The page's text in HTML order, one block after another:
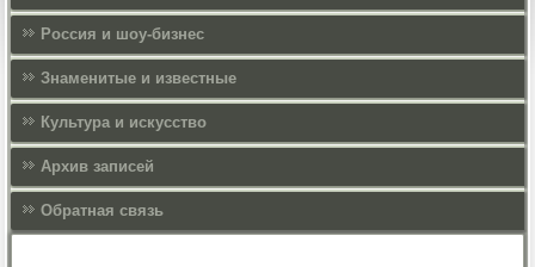
Россия и шоу-бизнес
Знаменитые и известные
Культура и искусcтво
Архив записей
Обратная связь